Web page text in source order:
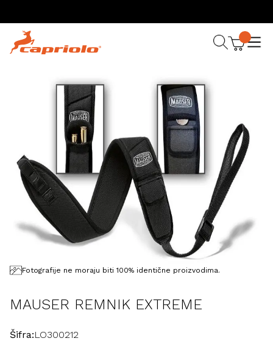
Fotografije ne moraju biti 100% identične proizvodima.
MAUSER REMNIK EXTREME
Šifra:LO300212